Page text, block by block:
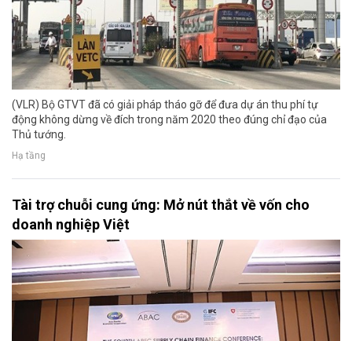
(VLR) Bộ GTVT đã có giải pháp tháo gỡ để đưa dự án thu phí tự
động không dừng về đích trong năm 2020 theo đúng chỉ đạo của
Thủ tướng.
Hạ tầng
Tài trợ chuỗi cung ứng: Mở nút thắt về vốn cho
doanh nghiệp Việt